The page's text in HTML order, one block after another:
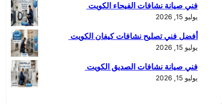
فني صيانة نشافات الفيحاء الكويت
يوليو 15, 2026
أفضل فني تصليح نشافات كيفان الكويت
يوليو 15, 2026
فني صيانة نشافات الصديق الكويت
يوليو 15, 2026